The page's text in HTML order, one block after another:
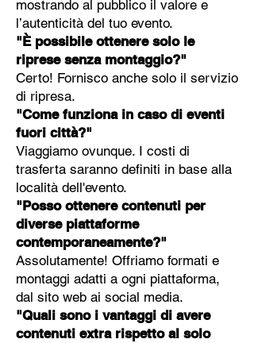
mostrando al pubblico il valore e
l’autenticità del tuo evento.
"È possibile ottenere solo le
riprese senza montaggio?"
Certo! Fornisco anche solo il servizio
di ripresa.
"Come funziona in caso di eventi
fuori città?"
Viaggiamo ovunque. I costi di
trasferta saranno definiti in base alla
località dell'evento.
"Posso ottenere contenuti per
diverse piattaforme
contemporaneamente?"
Assolutamente! Offriamo formati e
montaggi adatti a ogni piattaforma,
dal sito web ai social media.
"Quali sono i vantaggi di avere
contenuti extra rispetto al solo